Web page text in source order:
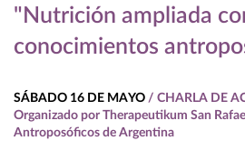
"Nutrición ampliada
conocimientos
SÁBADO 16 DE MAYO / CHARLA DE
Organizado por Therapeutikum San
Antroposóficos de Argentina